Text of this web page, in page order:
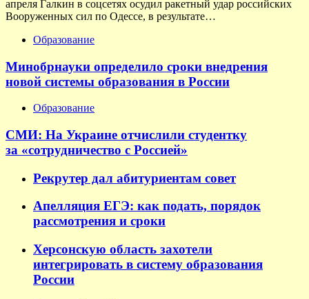
апреля Галкин в соцсетях осудил ракетный удар российских
Вооруженных сил по Одессе, в результате…
Образование
Минобрнауки определило сроки внедрения
новой системы образования в России
Образование
СМИ: На Украине отчислили студентку
за «сотрудничество с Россией»
Рекрутер дал абитуриентам совет
Апелляция ЕГЭ: как подать, порядок
рассмотрения и сроки
Херсонскую область захотели
интегрировать в систему образования
России